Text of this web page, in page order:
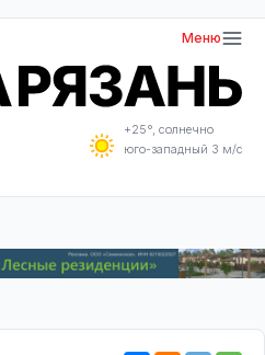
Меню
+25°, солнечно
юго-западный 3 м/с